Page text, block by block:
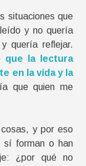
situaciones que
y no quería
quería reflejar.
que la lectura
en la vida y la
que quien me
y por eso
sí forman o han
¿por qué no